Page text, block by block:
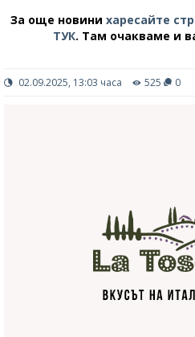
За още новини харесайте
ТУК. Там очакваме и
02.09.2025, 13:03 часа 525 0